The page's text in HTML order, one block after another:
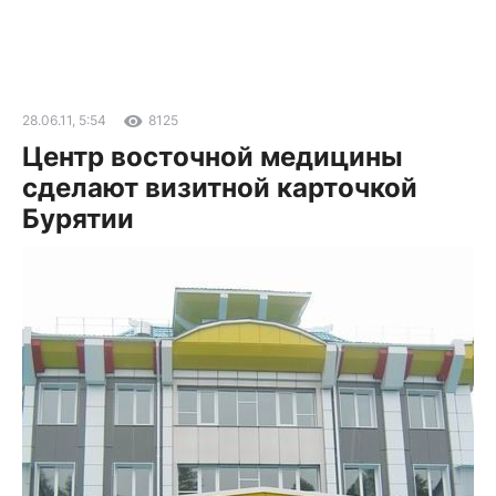
28.06.11, 5:54 8125
Центр восточной медицины
сделают визитной карточкой
Бурятии